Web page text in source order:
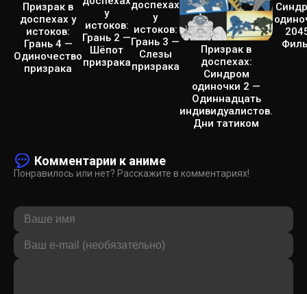
Призрак в
доспехах у
истоков:
Грань 4 —
Одиночество
призрака
у
истоков:
Грань 2 —
Шёпот
призрака
доспехах
у
истоков:
Грань 3 —
Слезы
призрака
Призрак в
доспехах:
Синдром
одиночки 2 —
Одиннадцать
индивидуалистов.
Дни татиком
Комментарии к аниме
Понравилось или нет? Расскажите в комментариях!